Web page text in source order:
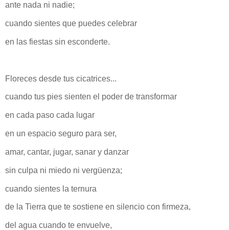
ante nada ni nadie;
cuando sientes que puedes celebrar
en las fiestas sin esconderte.
Floreces desde tus cicatrices...
cuando tus pies sienten el poder de transformar
en cada paso cada lugar
en un espacio seguro para ser,
amar, cantar, jugar, sanar y danzar
sin culpa ni miedo ni vergüenza;
cuando sientes la ternura
de la Tierra que te sostiene en silencio con firmeza,
del agua cuando te envuelve,